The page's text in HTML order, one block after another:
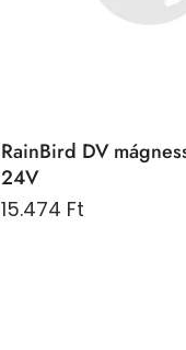
RainBird DV
24V
15.474 Ft